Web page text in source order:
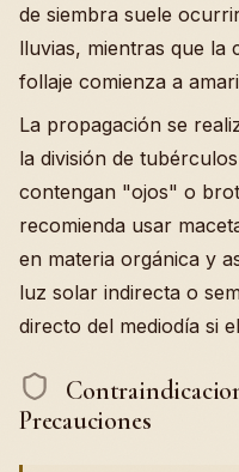
de siembra suele
lluvias, mientras que la
follaje comienza a
La propagación se
la división de
contengan "ojos" o
recomienda usar
en materia orgánica y
luz solar indirecta o
directo del mediodía si
Precauciones